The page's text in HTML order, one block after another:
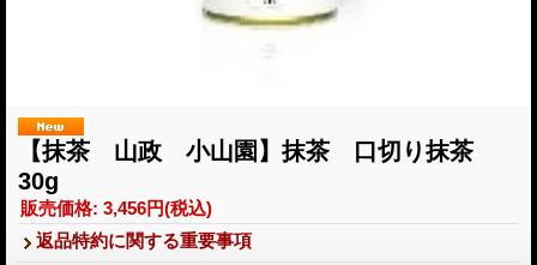
【抹茶 山政 小山園】抹茶 口切り抹茶
30g
販売価格: 3,456円(税込)
返品特約に関する重要事項